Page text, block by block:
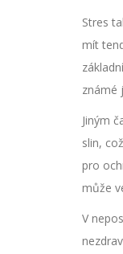
Stres
mít
známé
Jiným
slin,
pro
může
V